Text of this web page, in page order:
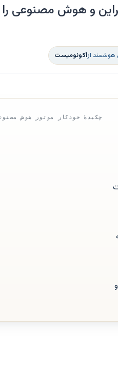
و هوش مصنوعی را
هوشمند ازاکونومیست
چکیدهٔ خودکار موتور هوش